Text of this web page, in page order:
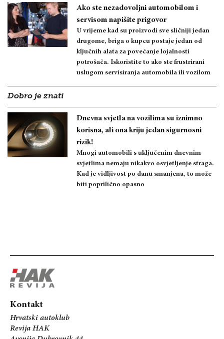
Ako ste nezadovoljni automobilom i
servisom napišite prigovor
U vrijeme kad su proizvodi sve sličniji jedan
drugome, briga o kupcu postaje jedan od
ključnih alata za povećanje lojalnosti
potrošača. Iskoristite to ako ste frustrirani
uslugom servisiranja automobila ili vozilom
Dobro je znati
Dnevna svjetla na vozilima su iznimno
korisna, ali ona kriju jedan sigurnosni
rizik!
Mnogi automobili s uključenim dnevnim
svjetlima nemaju nikakvo osvjetljenje straga.
Kad je vidljivost po danu smanjena, to može
biti poprilično opasno
Kontakt
Hrvatski autoklub
Revija HAK